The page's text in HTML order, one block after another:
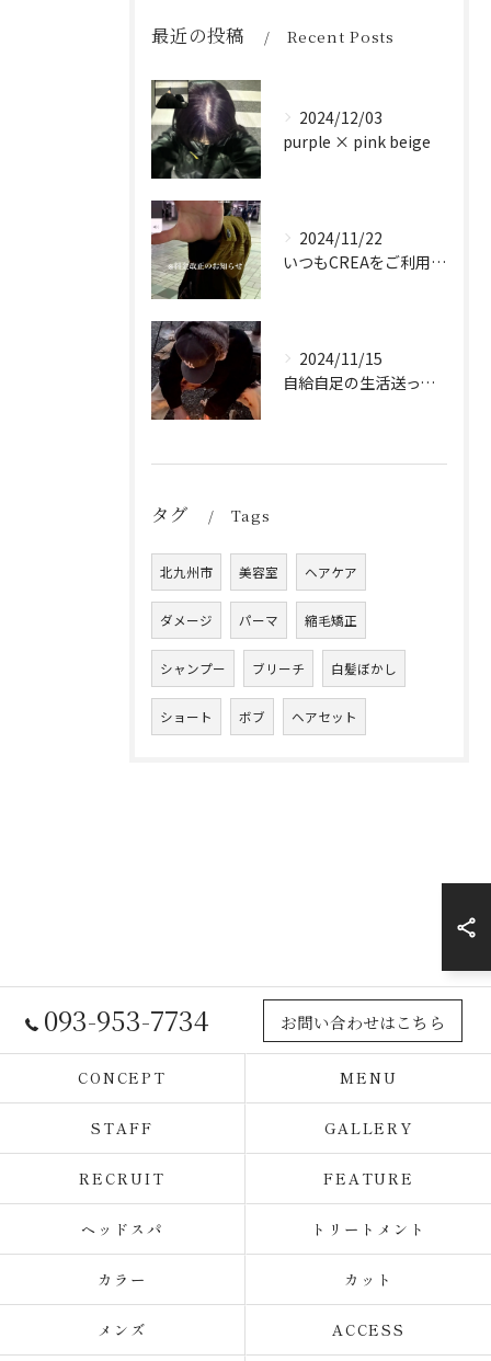
最近の投稿 Recent Posts
2024/12/03
purple × pink beige
2024/11/22
いつもCREAをご利用頂き誠に有難う御座います！
2024/11/15
自給自足の生活送ってます
タグ Tags
北九州市 美容室 ヘアケア
ダメージ パーマ 縮毛矯正
シャンプー ブリーチ 白髪ぼかし
ショート ボブ ヘアセット
093-953-7734 お問い合わせはこちら
CONCEPT MENU
STAFF GALLERY
RECRUIT FEATURE
ヘッドスパ トリートメント
カラー カット
メンズ ACCESS